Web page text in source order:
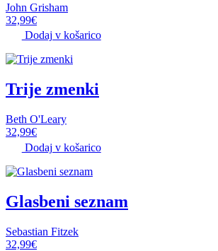
John Grisham
32,99€
Dodaj v košarico
Trije zmenki
Beth O'Leary
32,99€
Dodaj v košarico
Glasbeni seznam
Sebastian Fitzek
32,99€